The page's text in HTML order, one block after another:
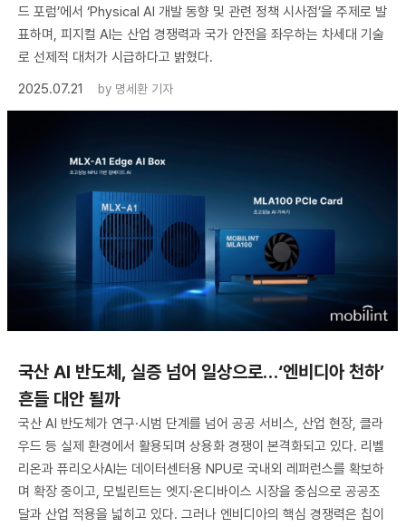
드 포럼’에서 ‘Physical AI 개발 동향 및 관련 정책 시사점’을 주제로 발
표하며, 피지컬 AI는 산업 경쟁력과 국가 안전을 좌우하는 차세대 기술
로 선제적 대처가 시급하다고 밝혔다.
2025.07.21
by 명세환 기자
국산 AI 반도체, 실증 넘어 일상으로…‘엔비디아 천하’
흔들 대안 될까
국산 AI 반도체가 연구·시범 단계를 넘어 공공 서비스, 산업 현장, 클라
우드 등 실제 환경에서 활용되며 상용화 경쟁이 본격화되고 있다. 리벨
리온과 퓨리오사AI는 데이터센터용 NPU로 국내외 레퍼런스를 확보하
며 확장 중이고, 모빌린트는 엣지·온디바이스 시장을 중심으로 공공조
달과 산업 적용을 넓히고 있다. 그러나 엔비디아의 핵심 경쟁력은 칩이